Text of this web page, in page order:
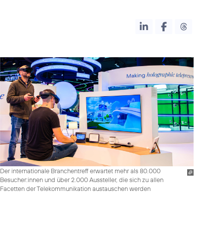
Der internationale Branchentreff erwartet mehr als 80.000
Besucher:innen und über 2.000 Aussteller, die sich zu allen
Facetten der Telekommunikation austauschen werden